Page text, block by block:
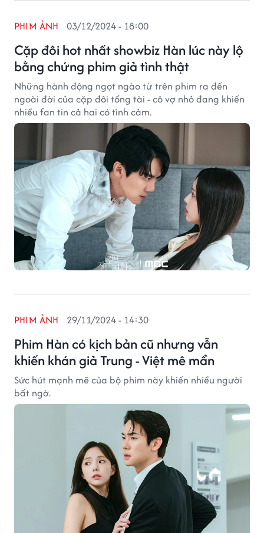
Cặp đôi hot nhất showbiz Hàn lúc này lộ
bằng chứng phim giả tình thật
PHIM ẢNH 03/12/2024 - 18:00
Những hành động ngọt ngào từ trên phim ra đến
ngoài đời của cặp đôi tổng tài - cô vợ nhỏ đang khiến
nhiều fan tin cả hai có tình cảm.
Phim Hàn có kịch bản cũ nhưng vẫn
khiến khán giả Trung - Việt mê mẩn
PHIM ẢNH 29/11/2024 - 14:30
Sức hút mạnh mẽ của bộ phim này khiến nhiều người
bất ngờ.